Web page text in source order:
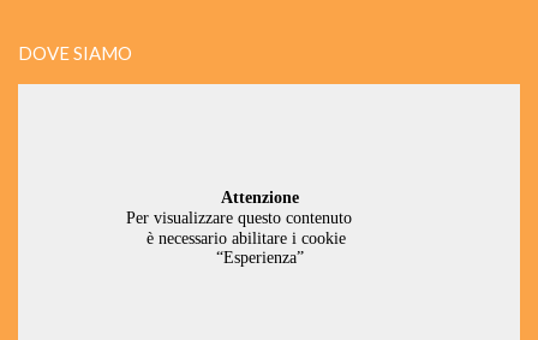
DOVE SIAMO